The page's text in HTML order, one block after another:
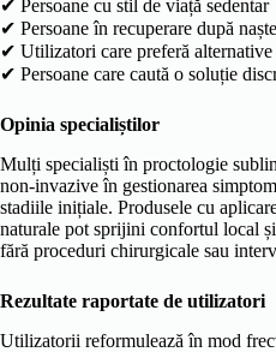
✔ Persoane cu stil de viață sedentar
✔ Persoane în recuperare după
✔ Utilizatori care preferă
✔ Persoane care caută o soluție
Opinia specialiștilor
Mulți specialiști în proctologie
non-invazive în gestionarea
stadiile inițiale. Produsele cu
naturale pot sprijini confortul local
fără proceduri chirurgicale sau
Rezultate raportate de utilizatori
Utilizatorii reformulează în mod